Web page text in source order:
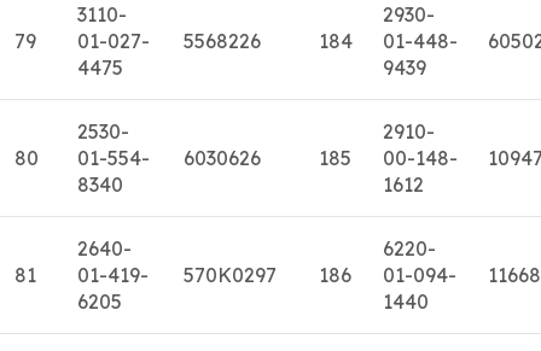
79
3110-
01-027-
4475
5568226 184
2930-
01-448-
9439
80
2530-
01-554-
8340
6030626 185
2910-
00-148-
1612
81
2640-
01-419-
6205
570K0297 186
6220-
01-094-
1440